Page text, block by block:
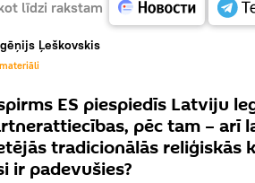
līdzi rakstam
Ļeškovskis
ES piespiedīs Latviju
pēc tam – arī
tradicionālās reliģiskās
ir padevušies?